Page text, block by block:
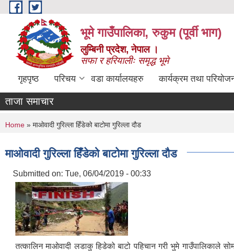
Skip to main content
भूमे गाउँपालिका, रुकुम (पूर्वी भाग)
लुम्बिनी प्रदेश, नेपाल ।
सफा र हरियालीः समृद्ध भूमे
गृहपृष्ठ परिचय वडा कार्यालयहरु कार्यक्रम तथा
ताजा समाचार
You are here
Home » माओवादी गुरिल्ला हिँडेको बाटोमा गुरिल्ला दौड
माओवादी गुरिल्ला हिँडेको बाटोमा गुरिल्ला दौड
Submitted on: Tue, 06/04/2019 - 00:33
तत्कालिन माओवादी लडाकु हिडेको बाटो पहिचान गरी भुमे गाउँपालिकाले